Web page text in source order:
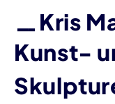
Kris
Kunst-